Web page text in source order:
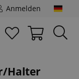
Anmelden
Halter